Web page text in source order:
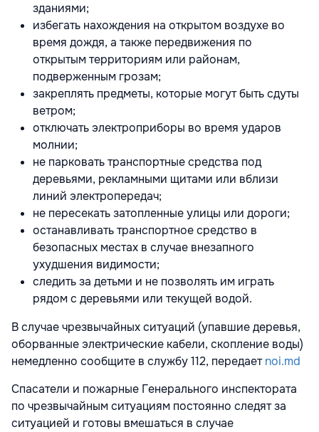
зданиями;
избегать нахождения на открытом воздухе во
время дождя, а также передвижения по
открытым территориям или районам,
подверженным грозам;
закреплять предметы, которые могут быть сдуты
ветром;
отключать электроприборы во время ударов
молнии;
не парковать транспортные средства под
деревьями, рекламными щитами или вблизи
линий электропередач;
не пересекать затопленные улицы или дороги;
останавливать транспортное средство в
безопасных местах в случае внезапного
ухудшения видимости;
следить за детьми и не позволять им играть
рядом с деревьями или текущей водой.
В случае чрезвычайных ситуаций (упавшие деревья,
оборванные электрические кабели, скопление воды)
немедленно сообщите в службу 112, передаетnoi.md
Спасатели и пожарные Генерального инспектората
по чрезвычайным ситуациям постоянно следят за
ситуацией и готовы вмешаться в случае